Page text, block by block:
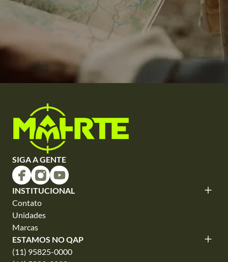
SIGA A GENTE
INSTITUCIONAL
Contato
Unidades
Marcas
ESTAMOS NO QAP
(11) 95825-0000